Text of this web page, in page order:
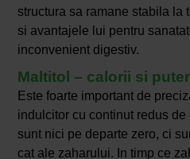
structura sa ramane stabila la
si avantajele lui pentru
inconvenient digestiv.
Maltitol – calorii si
Este foarte important de
indulcitor cu continut redus
sunt nici pe departe zero, ci
cat ale zaharului. In timp ce